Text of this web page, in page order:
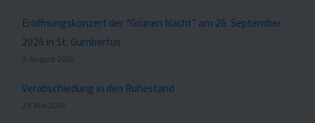
Eröffnungskonzert der “Grünen Nacht” am 26. September
2026 in St. Gumbertus
3. August 2026
Verabschiedung in den Ruhestand
29. Mai 2026